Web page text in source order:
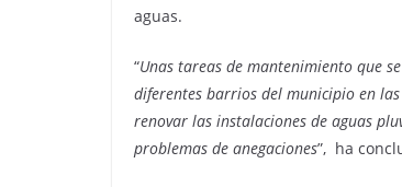
aguas.
“Unas tareas de mantenimiento que
diferentes barrios del municipio en
renovar las instalaciones de aguas
problemas de anegaciones”, ha